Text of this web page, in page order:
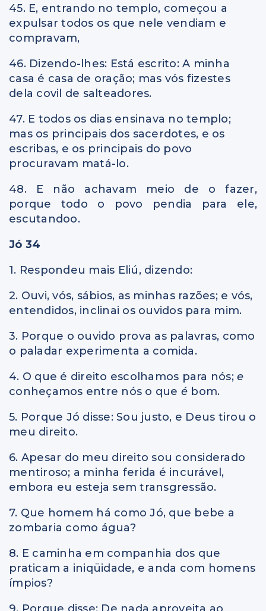
45. E, entrando no templo, começou a
expulsar todos os que nele vendiam e
compravam,
46. Dizendo-lhes: Está escrito: A minha
casa é casa de oração; mas vós fizestes
dela covil de salteadores.
47. E todos os dias ensinava no templo;
mas os principais dos sacerdotes, e os
escribas, e os principais do povo
procuravam matá-lo.
48. E não achavam meio de o fazer,
porque todo o povo pendia para ele,
escutandoo.
Jó 34
1. Respondeu mais Eliú, dizendo:
2. Ouvi, vós, sábios, as minhas razões; e vós,
entendidos, inclinai os ouvidos para mim.
3. Porque o ouvido prova as palavras, como
o paladar experimenta a comida.
4. O que é direito escolhamos para nós; e
conheçamos entre nós o que é bom.
5. Porque Jó disse: Sou justo, e Deus tirou o
meu direito.
6. Apesar do meu direito sou considerado
mentiroso; a minha ferida é incurável,
embora eu esteja sem transgressão.
7. Que homem há como Jó, que bebe a
zombaria como água?
8. E caminha em companhia dos que
praticam a iniqüidade, e anda com homens
ímpios?
9. Porque disse: De nada aproveita ao